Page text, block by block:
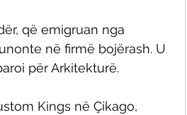
që emigruan nga
në firmë bojërash. U
për Arkitekturë.
Kings në Çikago,